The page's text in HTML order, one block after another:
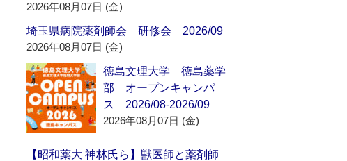
2026年08月07日 (金)
埼玉県病院薬剤師会 研修会 2026/09
2026年08月07日 (金)
徳島文理大学 徳島薬学
部 オープンキャンパ
ス 2026/08-2026/09
2026年08月07日 (金)
【昭和薬大 神林氏ら】獣医師と薬剤師